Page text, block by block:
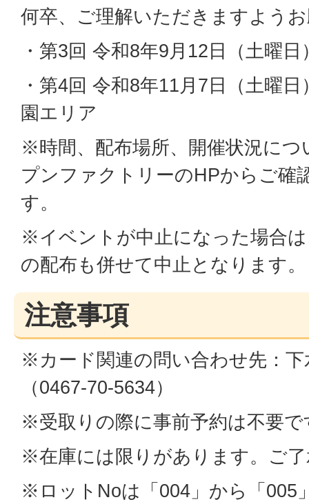
何卒、ご理解いただきますよう
・第3回 令和8年9月12日（土曜
・第4回 令和8年11月7日（土曜
園エリア
※時間、配布場所、開催状況に
プンファクトリーのHPからご確
す。
※イベントが中止になった場合
の配布も併せて中止となります。
注意事項
※カード関連の問い合わせ先：下
（0467-70-5634）
※受取りの際に事前予約は不要で
※在庫には限りがあります。ご
※ロットNoは「004」から「005